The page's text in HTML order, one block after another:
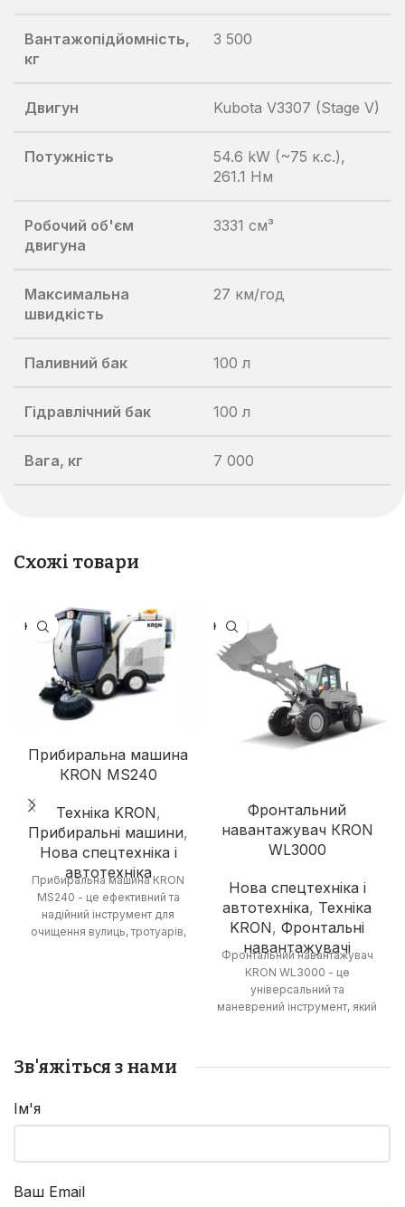
Вантажопідйомність,
кг
3 500
Двигун Kubota V3307 (Stage V)
Потужність
54.6 kW (~75 к.с.),
261.1 Нм
Робочий об'єм
двигуна
3331 см³
Максимальна
швидкість
27 км/год
Паливний бак 100 л
Гідравлічний бак 100 л
Вага, кг 7 000
Схожі товари
KRON
Прибиральна машина
КRON MS240
Техніка KRON,
Прибиральні машини,
Нова спецтехніка і
автотехніка
Прибиральна машина КRON
MS240 - це ефективний та
надійний інструмент для
очищення вулиць, тротуарів,
забезпечуючи чистоту та
KRON
Фронтальний
навантажувач КRON
WL3000
Нова спецтехніка і
автотехніка, Техніка
KRON, Фронтальні
навантажувачі
Фронтальний навантажувач
КRON WL3000 - це
універсальний та
маневрений інструмент, який
3000 кг та об'ємом ковша 1,7
продуктивність та
Зв'яжіться з нами
Ім'я
Ваш Email